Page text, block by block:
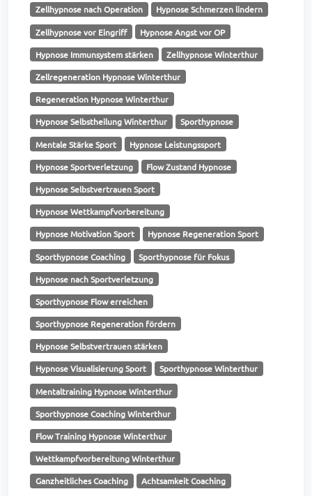
Zellhypnose nach Operation Hypnose Schmerzen lindern
Zellhypnose vor Eingriff Hypnose Angst vor OP
Hypnose Immunsystem stärken Zellhypnose Winterthur
Zellregeneration Hypnose Winterthur
Regeneration Hypnose Winterthur
Hypnose Selbstheilung Winterthur Sporthypnose
Mentale Stärke Sport Hypnose Leistungssport
Hypnose Sportverletzung Flow Zustand Hypnose
Hypnose Selbstvertrauen Sport
Hypnose Wettkampfvorbereitung
Hypnose Motivation Sport Hypnose Regeneration Sport
Sporthypnose Coaching Sporthypnose für Fokus
Hypnose nach Sportverletzung
Sporthypnose Flow erreichen
Sporthypnose Regeneration fördern
Hypnose Selbstvertrauen stärken
Hypnose Visualisierung Sport Sporthypnose Winterthur
Mentaltraining Hypnose Winterthur
Sporthypnose Coaching Winterthur
Flow Training Hypnose Winterthur
Wettkampfvorbereitung Winterthur
Ganzheitliches Coaching Achtsamkeit Coaching